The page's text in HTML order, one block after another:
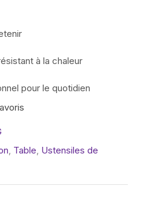
à la chaleur
pour le quotidien
Table Ustensiles de